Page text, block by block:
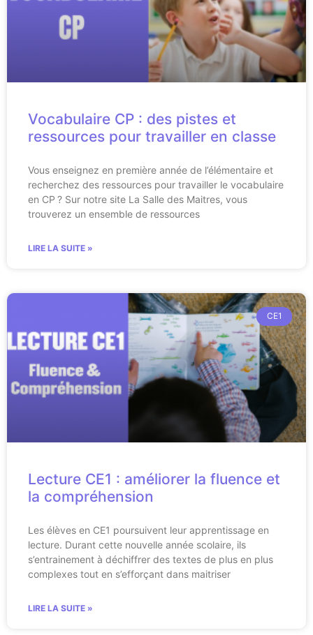
Vocabulaire CP : des pistes et
ressources pour travailler en classe
Vous enseignez en première année de l’élémentaire et
recherchez des ressources pour travailler le vocabulaire
en CP ? Sur notre site La Salle des Maitres, vous
trouverez un ensemble de ressources
LIRE LA SUITE »
CE1
Lecture CE1 : améliorer la fluence et
la compréhension
Les élèves en CE1 poursuivent leur apprentissage en
lecture. Durant cette nouvelle année scolaire, ils
s’entrainement à déchiffrer des textes de plus en plus
complexes tout en s’efforçant dans maitriser
LIRE LA SUITE »